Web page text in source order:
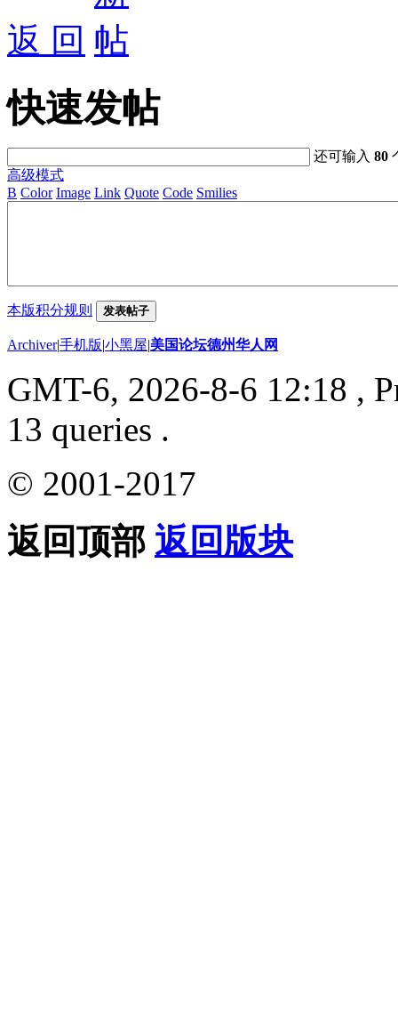
返 回
快速发帖
还可输入80
高级模式
B Color Image Link Quote Code Smilies
本版积分规则 发表帖子
Archiver|手机版|小黑屋|美国论坛德州华人网
GMT-6, 2026-8-6 12:18 ,
13 queries .
© 2001-2017
返回顶部 返回版块